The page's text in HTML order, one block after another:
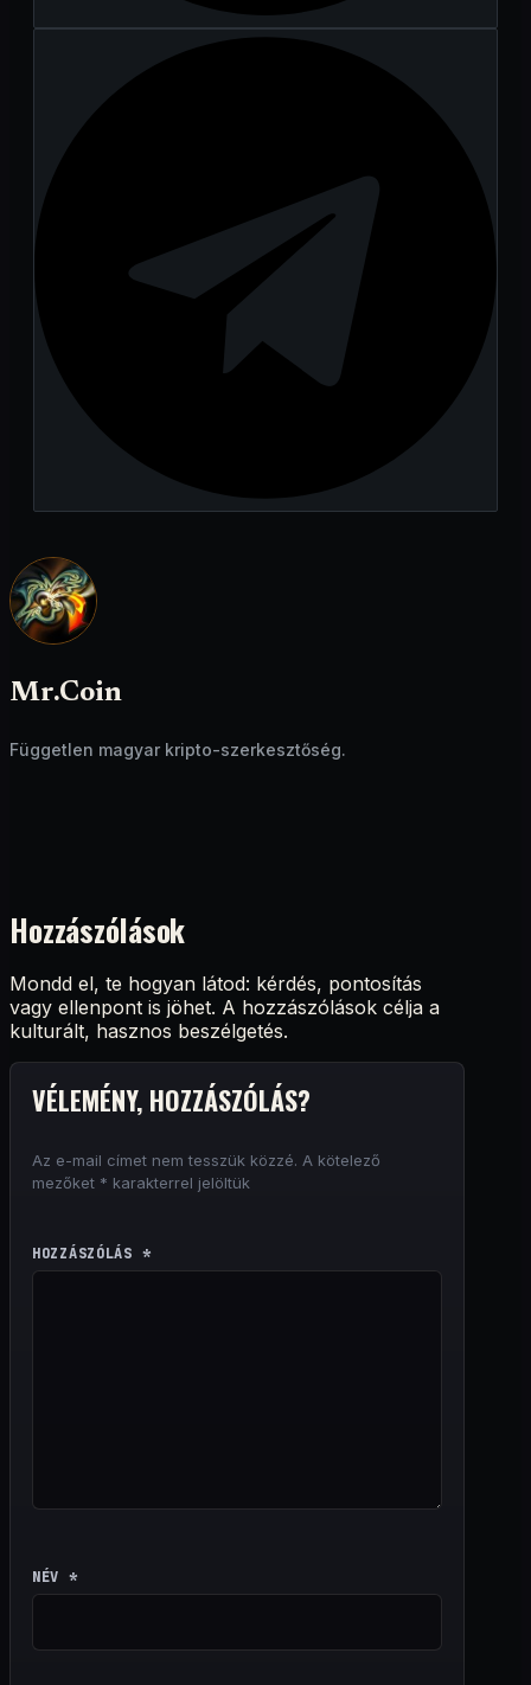
Mr.Coin
Független magyar kripto-szerkesztőség.
Hozzászólások
Mondd el, te hogyan látod: kérdés, pontosítás
vagy ellenpont is jöhet. A hozzászólások célja a
kulturált, hasznos beszélgetés.
VÉLEMÉNY, HOZZÁSZÓLÁS?
Az e-mail címet nem tesszük közzé. A kötelező
mezőket * karakterrel jelöltük
HOZZÁSZÓLÁS *
NÉV *